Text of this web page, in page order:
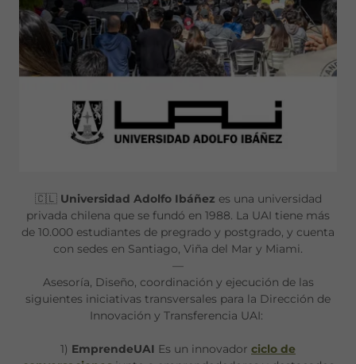
🇨🇱 Universidad Adolfo Ibáñez es una universidad
privada chilena que se fundó en 1988. La UAI tiene más
de 10.000 estudiantes de pregrado y postgrado, y cuenta
con sedes en Santiago, Viña del Mar y Miami.
—
Asesoría, Diseño, coordinación y ejecución de las
siguientes iniciativas transversales para la Dirección de
Innovación y Transferencia UAI:
1) EmprendeUAI Es un innovador ciclo de